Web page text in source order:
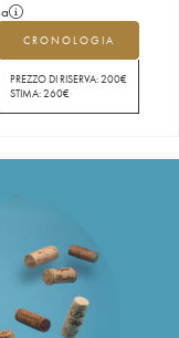
CRONOLOGIA
PREZZO DI RISERVA:200€
STIMA:260€